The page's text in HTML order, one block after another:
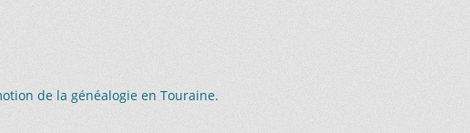
de la généalogie en Touraine.